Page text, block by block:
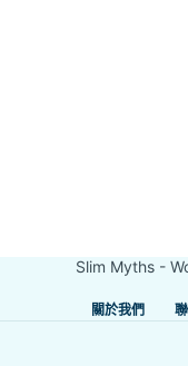
Slim Myths -
關於我們